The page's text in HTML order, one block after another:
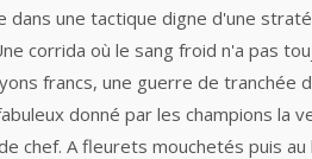
dans une tactique digne d'une
corrida où le sang froid n'a pas
francs, une guerre de
donné par les champions la
chef. A fleurets mouchetés puis